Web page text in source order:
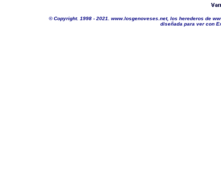
©Copyright. 1998 - 2021. www.losgenoveses.net, los herederos de
diseñada para ver con